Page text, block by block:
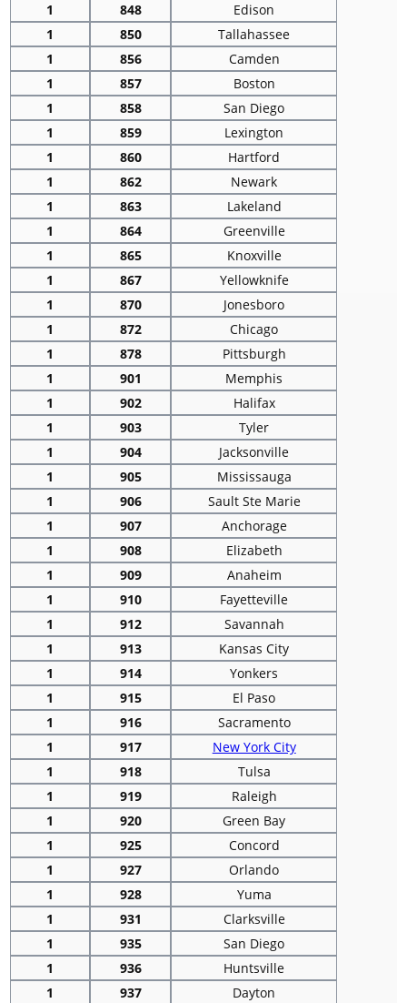
1
848
Edison
1
850
Tallahassee
1
856
Camden
1
857
Boston
1
858
San Diego
1
859
Lexington
1
860
Hartford
1
862
Newark
1
863
Lakeland
1
864
Greenville
1
865
Knoxville
1
867
Yellowknife
1
870
Jonesboro
1
872
Chicago
1
878
Pittsburgh
1
901
Memphis
1
902
Halifax
1
903
Tyler
1
904
Jacksonville
1
905
Mississauga
1
906
Sault Ste Marie
1
907
Anchorage
1
908
Elizabeth
1
909
Anaheim
1
910
Fayetteville
1
912
Savannah
1
913
Kansas City
1
914
Yonkers
1
915
El Paso
1
916
Sacramento
1
917
New York City
1
918
Tulsa
1
919
Raleigh
1
920
Green Bay
1
925
Concord
1
927
Orlando
1
928
Yuma
1
931
Clarksville
1
935
San Diego
1
936
Huntsville
1
937
Dayton